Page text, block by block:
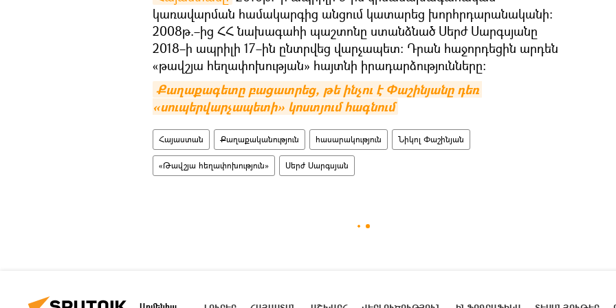
կառավարման համակարգից անցում կատարեց խորհրդարանականի:
2008թ.–ից ՀՀ նախագահի պաշտոնը ստանձնած Սերժ Սարգսյանը
2018–ի ապրիլի 17–ին ընտրվեց վարչապետ։ Դրան հաջորդեցին արդեն
«թավշյա հեղափոխության» հայտնի իրադարձությունները։
Քաղաքագետը բացատրեց, թե ինչու է Փաշինյանը դեռ
«սուպերվարչապետի» կոստյում հագնում
Հայաստան Քաղաքականություն հասարակություն Նիկոլ Փաշինյան
«Թավշյա հեղափոխություն» Սերժ Սարգսյան